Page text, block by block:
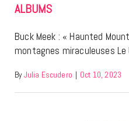
ALBUMS
Buck Meek : « Haunted
montagnes miraculeuses
By Julia Escudero | Oct 10, 2023